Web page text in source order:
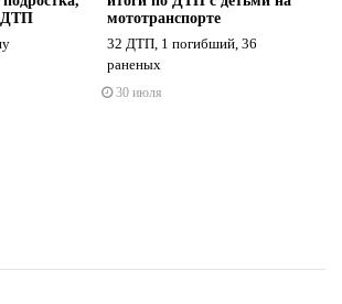
ДТП
мототранспорте
32 ДТП, 1 погибший, 36
раненых
30 июля